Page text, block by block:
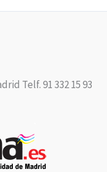
Telf. 91 332 15 93